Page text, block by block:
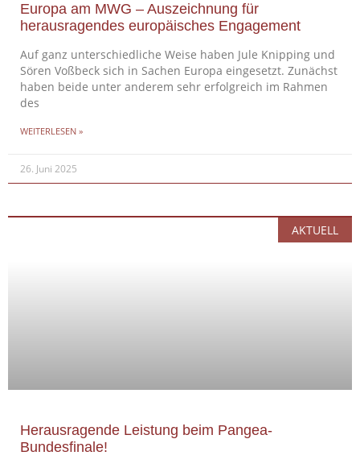
Europa am MWG – Auszeichnung für
herausragendes europäisches Engagement
Auf ganz unterschiedliche Weise haben Jule Knipping und
Sören Voßbeck sich in Sachen Europa eingesetzt. Zunächst
haben beide unter anderem sehr erfolgreich im Rahmen
des
WEITERLESEN »
26. Juni 2025
AKTUELL
Herausragende Leistung beim Pangea-
Bundesfinale!